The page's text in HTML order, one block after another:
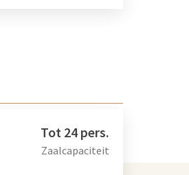
Tot 24 pers.
Zaalcapaciteit